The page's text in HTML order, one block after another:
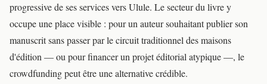
progressive de ses services vers Ulule. Le secteur du livre y
occupe une place visible : pour un auteur souhaitant publier son
manuscrit sans passer par le circuit traditionnel des maisons
d'édition — ou pour financer un projet éditorial atypique —, le
crowdfunding peut être une alternative crédible.